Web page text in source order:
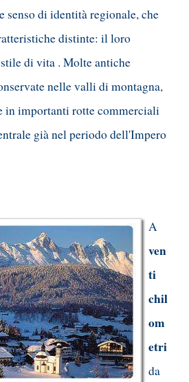
senso di identità regionale, che
distinte: il loro
di vita . Molte antiche
nelle valli di montagna,
in importanti rotte commerciali
già nel periodo dell'Impero
A
ven
ti
chil
om
etri
da